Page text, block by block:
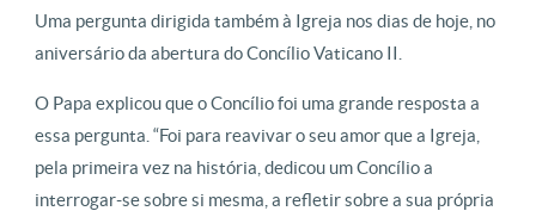
Uma pergunta dirigida também à Igreja nos dias de hoje, no
aniversário da abertura do Concílio Vaticano II.
O Papa explicou que o Concílio foi uma grande resposta a
essa pergunta. “Foi para reavivar o seu amor que a Igreja,
pela primeira vez na história, dedicou um Concílio a
interrogar-se sobre si mesma, a refletir sobre a sua própria